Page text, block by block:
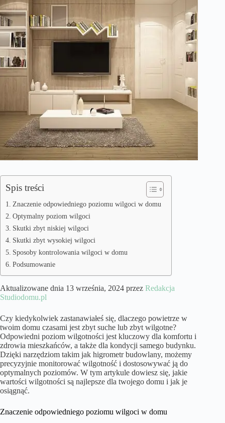
Spis treści
Znaczenie odpowiedniego poziomu wilgoci w domu
Optymalny poziom wilgoci
Skutki zbyt niskiej wilgoci
Skutki zbyt wysokiej wilgoci
Sposoby kontrolowania wilgoci w domu
Podsumowanie
Aktualizowane dnia 13 września, 2024 przez Redakcja
Studiodomu.pl
Czy kiedykolwiek zastanawiałeś się, dlaczego powietrze w
twoim domu czasami jest zbyt suche lub zbyt wilgotne?
Odpowiedni poziom wilgotności jest kluczowy dla komfortu i
zdrowia mieszkańców, a także dla kondycji samego budynku.
Dzięki narzędziom takim jak higrometr budowlany, możemy
precyzyjnie monitorować wilgotność i dostosowywać ją do
optymalnych poziomów. W tym artykule dowiesz się, jakie
wartości wilgotności są najlepsze dla twojego domu i jak je
osiągnąć.
Znaczenie odpowiedniego poziomu wilgoci w domu